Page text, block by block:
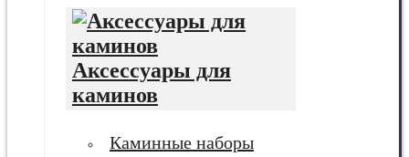
Аксессуары для
каминов
Каминные наборы